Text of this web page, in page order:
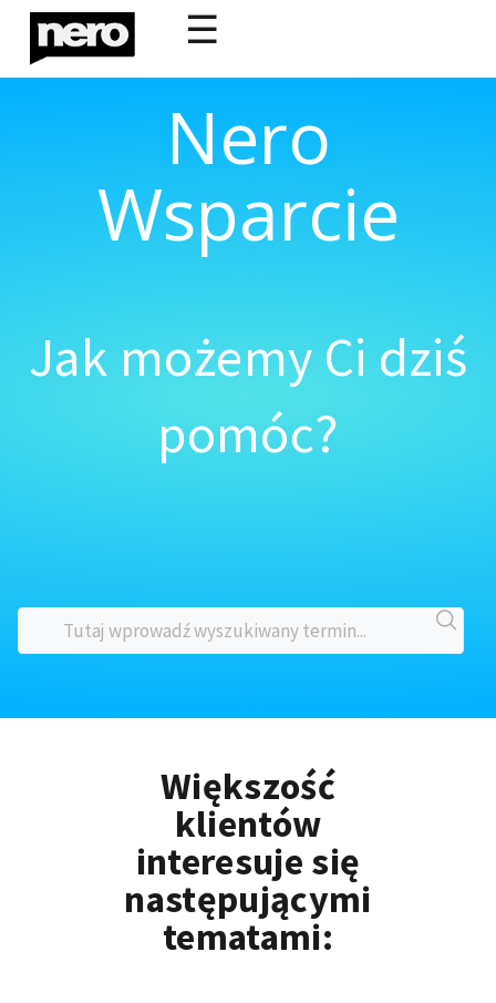
☰
Nero
Wsparcie
Jak możemy Ci dziś
pomóc?
Większość
klientów
interesuje się
następującymi
tematami: